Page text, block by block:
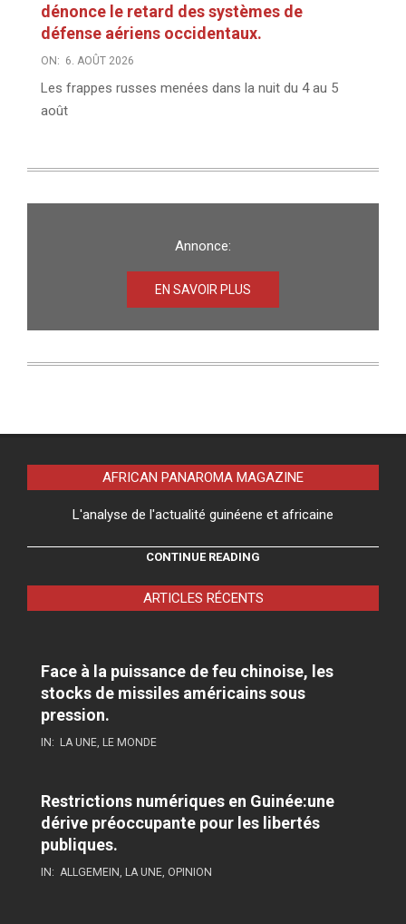
dénonce le retard des systèmes de
défense aériens occidentaux.
ON: 6. AOÛT 2026
Les frappes russes menées dans la nuit du 4 au 5
août
Annonce:
EN SAVOIR PLUS
AFRICAN PANAROMA MAGAZINE
L'analyse de l'actualité guinéene et africaine
CONTINUE READING
ARTICLES RÉCENTS
Face à la puissance de feu chinoise, les
stocks de missiles américains sous
pression.
IN: LA UNE LE MONDE
Restrictions numériques en Guinée:une
dérive préoccupante pour les libertés
publiques.
IN: ALLGEMEIN LA UNE OPINION